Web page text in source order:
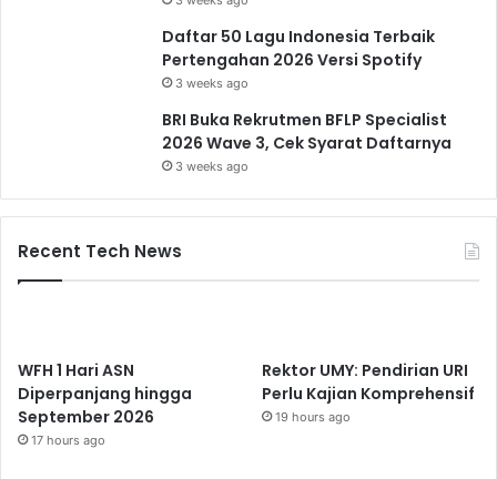
Daftar 50 Lagu Indonesia Terbaik
Pertengahan 2026 Versi Spotify
3 weeks ago
BRI Buka Rekrutmen BFLP Specialist
2026 Wave 3, Cek Syarat Daftarnya
3 weeks ago
Recent Tech News
WFH 1 Hari ASN
Diperpanjang hingga
September 2026
17 hours ago
Rektor UMY: Pendirian URI
Perlu Kajian Komprehensif
19 hours ago